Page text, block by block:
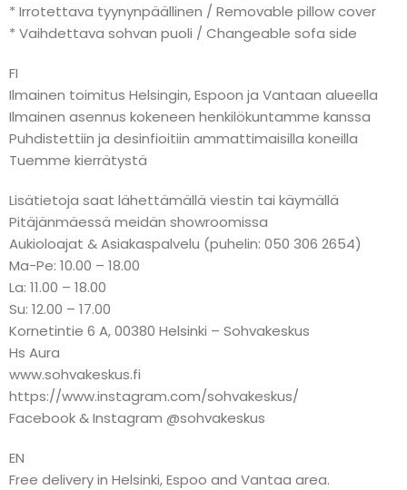
* Irrotettava tyynynpäällinen / Removable pillow cover
* Vaihdettava sohvan puoli / Changeable sofa side
FI
Ilmainen toimitus Helsingin, Espoon ja Vantaan alueella
Ilmainen asennus kokeneen henkilökuntamme kanssa
Puhdistettiin ja desinfioitiin ammattimaisilla koneilla
Tuemme kierrätystä
Lisätietoja saat lähettämällä viestin tai käymällä
Pitäjänmäessä meidän showroomissa
Aukioloajat & Asiakaspalvelu (puhelin: 050 306 2654)
Ma-Pe: 10.00 – 18.00
La: 11.00 – 18.00
Su: 12.00 – 17.00
Kornetintie 6 A, 00380 Helsinki – Sohvakeskus
Hs Aura
www.sohvakeskus.fi
https://www.instagram.com/sohvakeskus/
Facebook & Instagram @sohvakeskus
EN
Free delivery in Helsinki, Espoo and Vantaa area.